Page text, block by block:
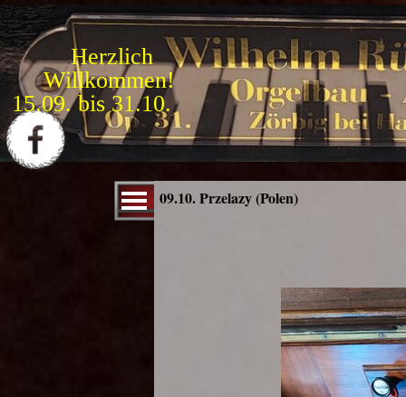
Direkt zum Seiteninhalt
Herzlich
Willkommen!
Festival 2026:
Menü überspringen09.10. Przelazy (Polen)